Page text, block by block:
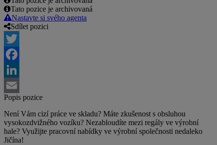
Tato pozice je archivovaná
Nastavte si svého agenta
Sdílet pozici
Twitter
Facebook
LinkedIn
Email
Popis pozice
Není Vám cizí práce ve skladu? Máte zkušenost s obsluhou
vysokozdvižného vozíku? Nezabloudíte mezi regály ve výrobní
hale? Využijte pracovní nabídky ve výrobní společnosti nedaleko
Jičína!